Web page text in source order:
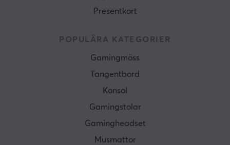
Presentkort
POPULÄRA KATEGORIER
Gamingmöss
Tangentbord
Konsol
Gamingstolar
Gamingheadset
Musmattor